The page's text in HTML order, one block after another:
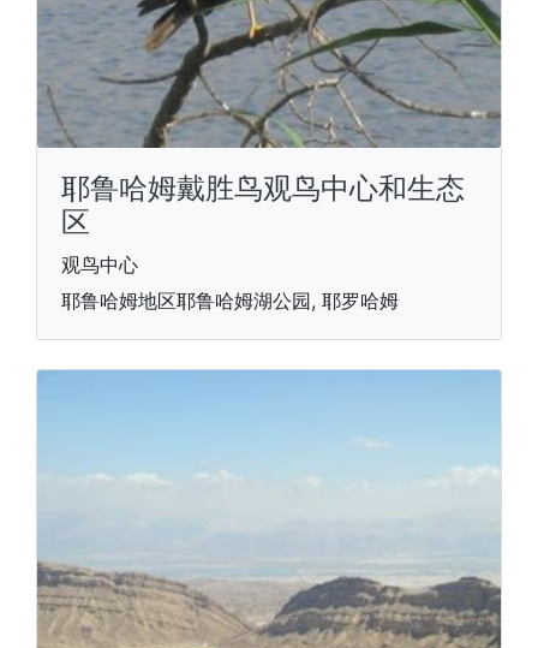
耶鲁哈姆戴胜鸟观鸟中心和生态
区
观鸟中心
耶鲁哈姆地区耶鲁哈姆湖公园, 耶罗哈姆